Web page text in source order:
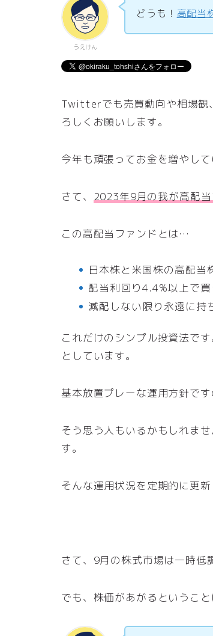
うえけん
どうも！ 高配当
Twitterでも売買動向や相場観
ろしくお願いします。
今年も頑張ってお金を増やして
さて、 2023年9月の我が高配
この高配当ファンドとは…
日本株と米国株の高配当
配当利回り4.4%以上で買
減配しない限り永遠に持
これだけのシンプル投資法で
としています。
基本放置プレーな運用方針で
そう思う人もいるかもしれま
す。
そんな運用状況を定期的に更新
さて、9月の株式市場は一時低
でも、株価があがるというこ